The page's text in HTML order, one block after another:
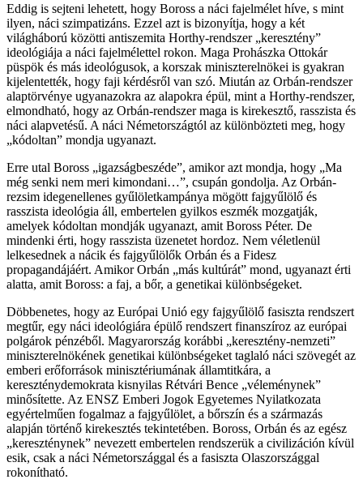
Eddig is sejteni lehetett, hogy Boross a náci fajelmélet híve, s mint
ilyen, náci szimpatizáns. Ezzel azt is bizonyítja, hogy a két
világháború közötti antiszemita Horthy-rendszer „keresztény”
ideológiája a náci fajelmélettel rokon. Maga Prohászka Ottokár
püspök és más ideológusok, a korszak miniszterelnökei is gyakran
kijelentették, hogy faji kérdésről van szó. Miután az Orbán-rendszer
alaptörvénye ugyanazokra az alapokra épül, mint a Horthy-rendszer,
elmondható, hogy az Orbán-rendszer maga is kirekesztő, rasszista és
náci alapvetésű. A náci Németországtól az különbözteti meg, hogy
„kódoltan” mondja ugyanazt.
Erre utal Boross „igazságbeszéde”, amikor azt mondja, hogy „Ma
még senki nem meri kimondani…”, csupán gondolja. Az Orbán-
rezsim idegenellenes gyűlöletkampánya mögött fajgyűlölő és
rasszista ideológia áll, embertelen gyilkos eszmék mozgatják,
amelyek kódoltan mondják ugyanazt, amit Boross Péter. De
mindenki érti, hogy rasszista üzenetet hordoz. Nem véletlenül
lelkesednek a nácik és fajgyűlölők Orbán és a Fidesz
propagandájáért. Amikor Orbán „más kultúrát” mond, ugyanazt érti
alatta, amit Boross: a faj, a bőr, a genetikai különbségeket.
Döbbenetes, hogy az Európai Unió egy fajgyűlölő fasiszta rendszert
megtűr, egy náci ideológiára épülő rendszert finanszíroz az európai
polgárok pénzéből. Magyarország korábbi „keresztény-nemzeti”
miniszterelnökének genetikai különbségeket taglaló náci szövegét az
emberi erőforrások minisztériumának államtitkára, a
kereszténydemokrata kisnyilas Rétvári Bence „véleménynek”
minősítette. Az ENSZ Emberi Jogok Egyetemes Nyilatkozata
egyértelműen fogalmaz a fajgyűlölet, a bőrszín és a származás
alapján történő kirekesztés tekintetében. Boross, Orbán és az egész
„kereszténynek” nevezett embertelen rendszerük a civilizáción kívül
esik, csak a náci Németországgal és a fasiszta Olaszországgal
rokonítható.